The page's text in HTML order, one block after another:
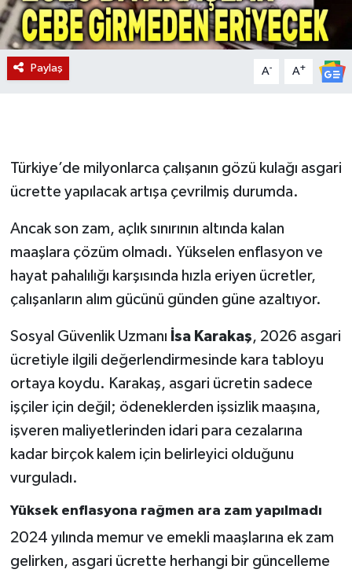
Paylaş A- A+
Türkiye’de milyonlarca çalışanın gözü kulağı asgari
ücrette yapılacak artışa çevrilmiş durumda.
Ancak son zam, açlık sınırının altında kalan
maaşlara çözüm olmadı. Yükselen enflasyon ve
hayat pahalılığı karşısında hızla eriyen ücretler,
çalışanların alım gücünü günden güne azaltıyor.
Sosyal Güvenlik Uzmanı İsa Karakaş, 2026 asgari
ücretiyle ilgili değerlendirmesinde kara tabloyu
ortaya koydu. Karakaş, asgari ücretin sadece
işçiler için değil; ödeneklerden işsizlik maaşına,
işveren maliyetlerinden idari para cezalarına
kadar birçok kalem için belirleyici olduğunu
vurguladı.
Yüksek enflasyona rağmen ara zam yapılmadı
2024 yılında memur ve emekli maaşlarına ek zam
gelirken, asgari ücrette herhangi bir güncelleme